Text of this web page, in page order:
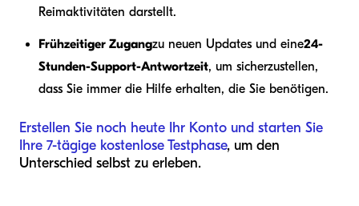
Reimaktivitäten darstellt.
Frühzeitiger Zugangzu neuen Updates und eine24-
Stunden-Support-Antwortzeit, um sicherzustellen,
dass Sie immer die Hilfe erhalten, die Sie benötigen.
Erstellen Sie noch heute Ihr Konto und starten Sie
Ihre 7-tägige kostenlose Testphase, um den
Unterschied selbst zu erleben.